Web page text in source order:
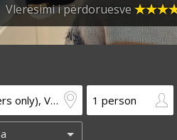
Vlerësimi i përdoruesve